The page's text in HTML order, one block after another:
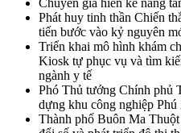
Chuyên gia hiến kế nâng
Phát huy tinh thần Chiến
tiến bước vào kỷ nguyên
Triển khai mô hình khám
Kiosk tự phục vụ và tìm
ngành y tế
Phó Thủ tướng Chính phủ
dựng khu công nghiệp
Thành phố Buôn Ma